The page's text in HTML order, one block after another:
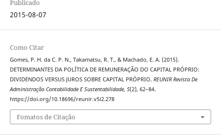
Publicado
2015-08-07
Como Citar
Gomes, P. H. da C. P. N., Takamatsu, R. T., & Machado, E. A. (2015).
DETERMINANTES DA POLÍTICA DE REMUNERAÇÃO DO CAPITAL PRÓPRIO:
DIVIDENDOS VERSUS JUROS SOBRE CAPITAL PRÓPRIO. REUNIR Revista De
Administração Contabilidade E Sustentabilidade, 5(2), 62–84.
https://doi.org/10.18696/reunir.v5i2.278
Fomatos de Citação